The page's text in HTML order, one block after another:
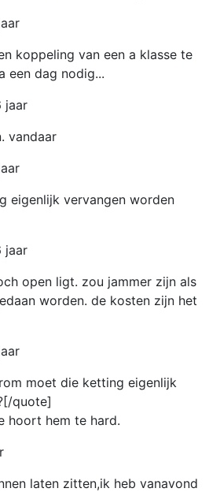
koppeling van een a klasse te
een dag nodig...
jaar
vandaar
eigenlijk vervangen worden
jaar
open ligt. zou jammer zijn als
worden. de kosten zijn het
moet die ketting eigenlijk
quote]
hoort hem te hard.
laten zitten,ik heb vanavond